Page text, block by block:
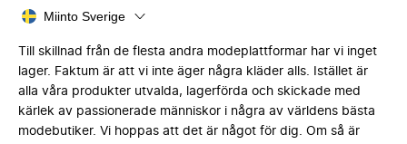
Miinto Sverige
Till skillnad från de flesta andra modeplattformar har vi inget
lager. Faktum är att vi inte äger några kläder alls. Istället är
alla våra produkter utvalda, lagerförda och skickade med
kärlek av passionerade människor i några av världens bästa
modebutiker. Vi hoppas att det är något för dig. Om så är